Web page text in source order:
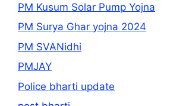
PM Kusum Solar Pump Yojna
PM Surya Ghar yojna 2024
PM SVANidhi
PMJAY
Police bharti update